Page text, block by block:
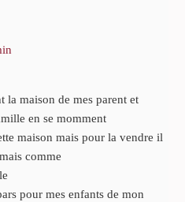
maison de mes parent et
en se momment
maison mais pour la vendre il
comme
pour mes enfants de mon